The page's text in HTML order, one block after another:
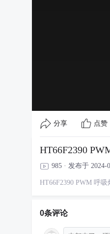
分享 点赞
HT66F2390
985 · 发布于 2024-
HT66F2390 PWM 呼吸
0条评论